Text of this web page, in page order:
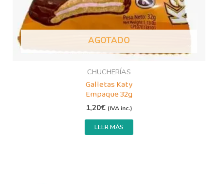
AGOTADO
CHUCHERÍAS
Galletas Katy
Empaque 32g
1,20€ (IVA inc.)
LEER MÁS